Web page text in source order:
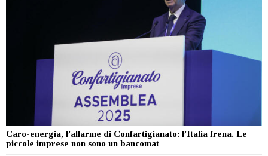
Caro-energia, l’allarme di Confartigianato: l’Italia frena. Le
piccole imprese non sono un bancomat